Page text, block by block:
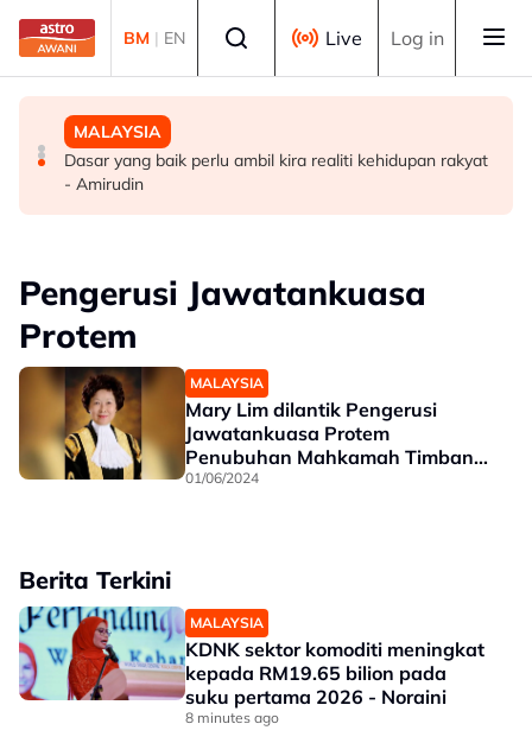
Skip to main content
BM | EN Live Log in
MALAYSIA
KDNK sektor komoditi meningkat kepada RM19.65 bilion
pada suku pertama 2026 - Noraini
MALAYSIA
Sudah tiba masa gubal Akta CDF, hentikan politik ‘carrot
and stick’ - Penganalisis
MALAYSIA
Dasar yang baik perlu ambil kira realiti kehidupan rakyat
- Amirudin
Pengerusi Jawatankuasa
Protem
MALAYSIA
Mary Lim dilantik Pengerusi
Jawatankuasa Protem
Penubuhan Mahkamah Timbang
Tara AIAC
01/06/2024
Berita Terkini
MALAYSIA
KDNK sektor komoditi meningkat
kepada RM19.65 bilion pada
suku pertama 2026 - Noraini
8 minutes ago